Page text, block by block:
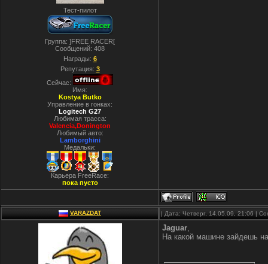
Тест-пилот
Группа: ]FREE RACER[
Сообщений: 408
Награды: 6
Репутация: 3
Сейчас:
Имя:
Kostya Butko
Управление в гонках:
Logitech G27
Любимая трасса:
Valencia,Donington
Любимый авто:
Lamborghini
Медальки:
Карьера FreeRace:
пока пусто
VARAZDAT | Дата: Четверг, 14.05.09, 21:06 |
Jaguar,
На какой машине зайдешь